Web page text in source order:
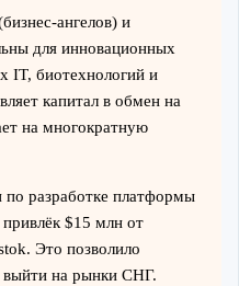
ангелов) и
для инновационных
IT, биотехнологий и
капитал в обмен на
на многократную
разработке платформы
$15 млн от
Это позволило
выйти на рынки СНГ.